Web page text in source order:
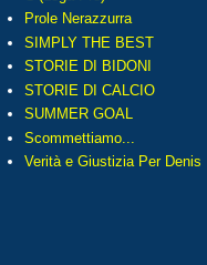
Prole Nerazzurra
SIMPLY THE BEST
STORIE DI BIDONI
STORIE DI CALCIO
SUMMER GOAL
Scommettiamo...
Verità e Giustizia Per Denis